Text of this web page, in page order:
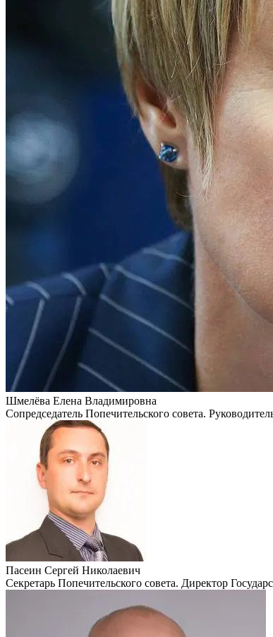
Шмелёва Елена Владимировна
Сопредседатель Попечительского совета.
Пасеин Сергей Николаевич
Секретарь Попечительского совета. Директор